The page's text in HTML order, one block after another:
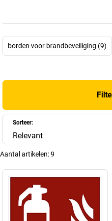
+Meer weergeven
borden voor brandbeveiliging (9)
Sorteer:
Relevant
Aantal artikelen:9